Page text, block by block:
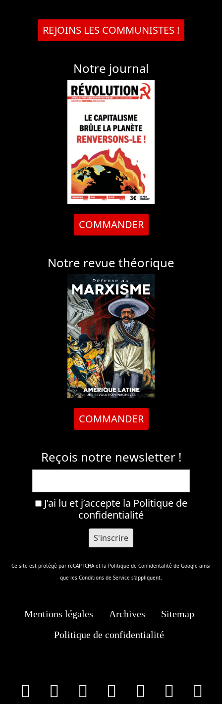
REJOINS LES COMMUNISTES !
Notre journal
COMMANDER
Notre revue théorique
COMMANDER
Reçois notre newsletter !
J’ai lu et j’accepte la Politique de
confidentialité
Ce site est protégé par reCAPTCHA et la Politique de Confidentalité de Google ainsi
que les Conditions de Service s'appliquent.
Mentions légales Archives
Sitemap
Politique de confidentialité
facebookInstagram
Youtube
Tik Tok